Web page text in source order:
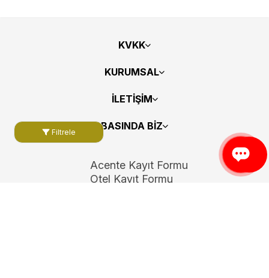
Filtrele
KVKK
KURUMSAL
İLETİŞİM
BASINDA BİZ
Acente Kayıt Formu
Otel Kayıt Formu